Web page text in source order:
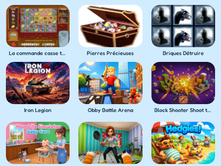
La commande casse tête Pierres Précieuses Briques Détruire
Iron Legion Obby Battle Arena Block Shooter Shoot the Blocks!